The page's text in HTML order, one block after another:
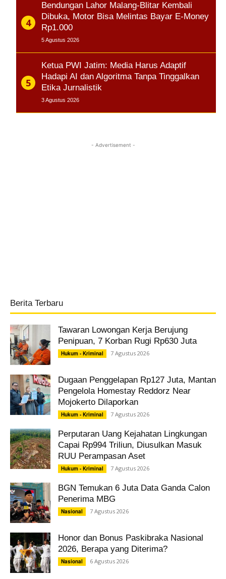
Bendungan Lahor Malang-Blitar Kembali
Dibuka, Motor Bisa Melintas Bayar E-Money
Rp1.000
5 Agustus 2026
Ketua PWI Jatim: Media Harus Adaptif
Hadapi AI dan Algoritma Tanpa Tinggalkan
Etika Jurnalistik
3 Agustus 2026
- Advertisement -
Berita Terbaru
Tawaran Lowongan Kerja Berujung
Penipuan, 7 Korban Rugi Rp630 Juta
Hukum - Kriminal 7 Agustus 2026
Dugaan Penggelapan Rp127 Juta, Mantan
Pengelola Homestay Reddorz Near
Mojokerto Dilaporkan
Hukum - Kriminal 7 Agustus 2026
Perputaran Uang Kejahatan Lingkungan
Capai Rp994 Triliun, Diusulkan Masuk
RUU Perampasan Aset
Hukum - Kriminal 7 Agustus 2026
BGN Temukan 6 Juta Data Ganda Calon
Penerima MBG
Nasional 7 Agustus 2026
Honor dan Bonus Paskibraka Nasional
2026, Berapa yang Diterima?
Nasional 6 Agustus 2026